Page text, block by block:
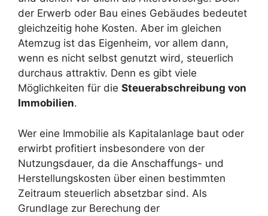
der Erwerb oder Bau eines Gebäudes bedeutet
gleichzeitig hohe Kosten. Aber im gleichen
Atemzug ist das Eigenheim, vor allem dann,
wenn es nicht selbst genutzt wird, steuerlich
durchaus attraktiv. Denn es gibt viele
Möglichkeiten für die Steuerabschreibung von
Immobilien.
Wer eine Immobilie als Kapitalanlage baut oder
erwirbt profitiert insbesondere von der
Nutzungsdauer, da die Anschaffungs- und
Herstellungskosten über einen bestimmten
Zeitraum steuerlich absetzbar sind. Als
Grundlage zur Berechung der